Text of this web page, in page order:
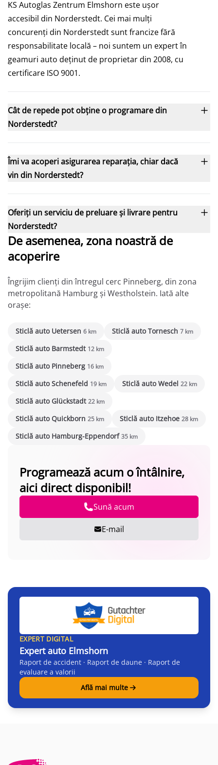
KS Autoglas Zentrum Elmshorn este ușor
accesibil din Norderstedt. Cei mai mulți
concurenți din Norderstedt sunt francize fără
responsabilitate locală – noi suntem un expert în
geamuri auto deținut de proprietar din 2008, cu
certificare ISO 9001.
Cât de repede pot obține o programare din
Norderstedt?
Îmi va acoperi asigurarea reparația, chiar dacă
vin din Norderstedt?
Oferiți un serviciu de preluare și livrare pentru
Norderstedt?
De asemenea, zona noastră de
acoperire
Îngrijim clienți din întregul cerc Pinneberg, din zona
metropolitană Hamburg și Westholstein. Iată alte
orașe:
Sticlă auto Uetersen 6 km Sticlă auto Tornesch 7 km
Sticlă auto Barmstedt 12 km
Sticlă auto Pinneberg 16 km
Sticlă auto Schenefeld 19 km Sticlă auto Wedel 22 km
Sticlă auto Glückstadt22 km
Sticlă auto Quickborn 25 km Sticlă auto Itzehoe 28 km
Sticlă auto Hamburg-Eppendorf35 km
Programează acum o întâlnire,
aici direct disponibil!
Sună acum
E-mail
EXPERT DIGITAL
Expert auto Elmshorn
Raport de accident · Raport de daune · Raport de
evaluare a valorii
Află mai multe